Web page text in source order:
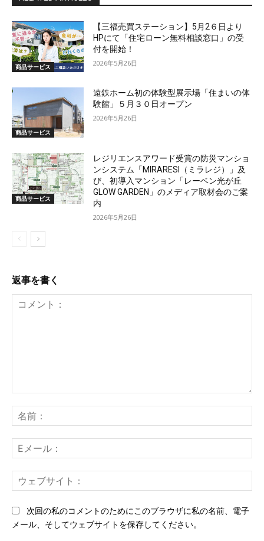
商品サービス
【三福売買ステーション】5月2６日より
HPにて「住宅ローン無料相談窓口」の受
付を開始！
2026年5月26日
商品サービス
遠鉄ホーム初の体験型展示場「住まいの体
験館」５月３０日オープン
2026年5月26日
商品サービス
レジリエンスアワード受賞の防災マンショ
ンシステム「MIRARESI（ミラレジ）」及
び、初導入マンション「レーベン光が丘
GLOW GARDEN」のメディア取材会のご案
内
2026年5月26日
返事を書く
ン
ト：
前
メ
ー
ェ
次回の私のコメントのためにこのブラウザに私の名前、電子
メール、そしてウェブサイトを保存してください。